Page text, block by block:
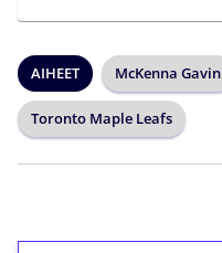
AIHEET McKenna Gavin
Toronto Maple Leafs